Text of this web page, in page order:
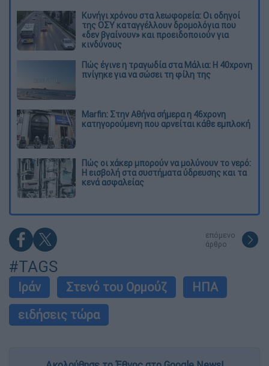
Κυνήγι χρόνου στα λεωφορεία: Οι οδηγοί
της ΟΣΥ καταγγέλλουν δρομολόγια που
«δεν βγαίνουν» και προειδοποιούν για
κινδύνους
Πώς έγινε η τραγωδία στα Μάλια: Η 40χρονη
πνίγηκε για να σώσει τη φίλη της
Marfin: Στην Αθήνα σήμερα η 46χρονη
κατηγορούμενη που αρνείται κάθε εμπλοκή
Πώς οι χάκερ μπορούν να μολύνουν το νερό:
Η εισβολή στα συστήματα ύδρευσης και τα
κενά ασφαλείας
επόμενο
άρθρο
#TAGS
Ιράν Στενό του Ορμούζ
ΗΠΑ
ειδήσεις τώρα